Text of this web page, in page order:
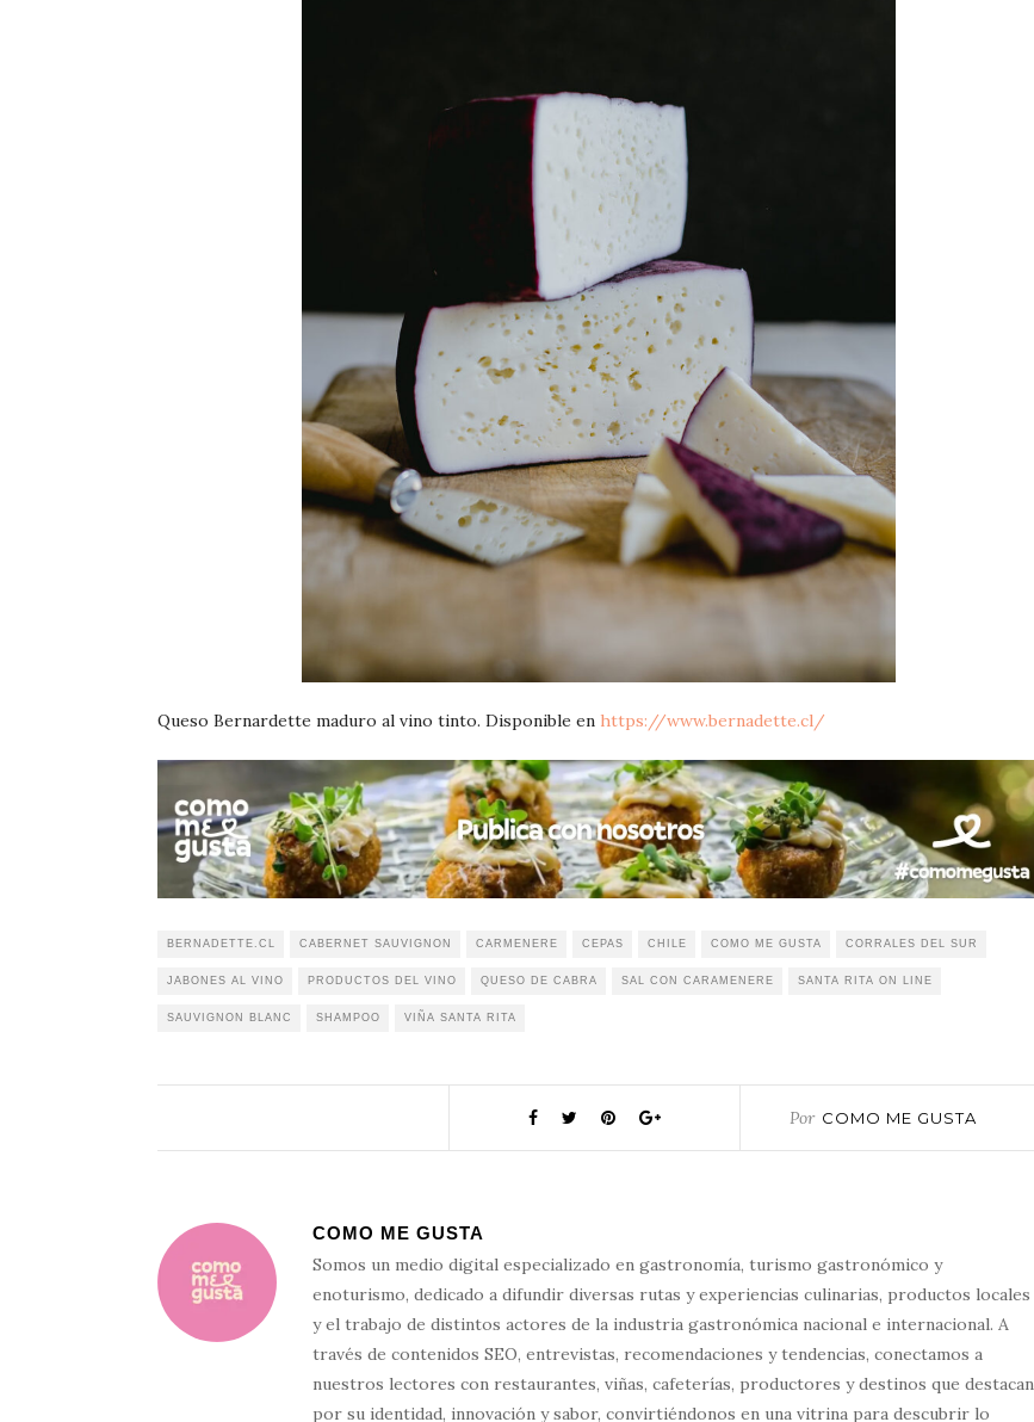
Queso Bernardette maduro al vino tinto. Disponible en https://www.bernadette.cl/
BERNADETTE.CL CABERNET SAUVIGNON CARMENERE CEPAS CHILE COMO ME GUSTA CORRALES DEL SUR
JABONES AL VINO PRODUCTOS DEL VINO QUESO DE CABRA SAL CON CARAMENERE SANTA RITA ON LINE
SAUVIGNON BLANC SHAMPOO VIÑA SANTA RITA
Por COMO ME GUSTA
COMO ME GUSTA
Somos un medio digital especializado en gastronomía, turismo gastronómico y
enoturismo, dedicado a difundir diversas rutas y experiencias culinarias, productos locales
y el trabajo de distintos actores de la industria gastronómica nacional e internacional. A
través de contenidos SEO, entrevistas, recomendaciones y tendencias, conectamos a
nuestros lectores con restaurantes, viñas, cafeterías, productores y destinos que destacan
por su identidad, innovación y sabor, convirtiéndonos en una vitrina para descubrir lo